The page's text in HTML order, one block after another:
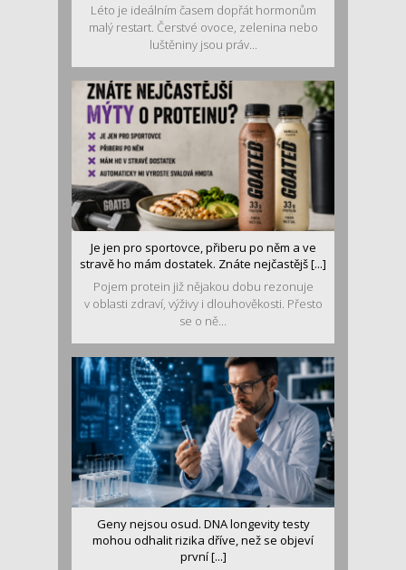
Léto je ideálním časem dopřát hormonům
malý restart. Čerstvé ovoce, zelenina nebo
luštěniny jsou práv...
Je jen pro sportovce, přiberu po něm a ve
stravě ho mám dostatek. Znáte nejčastějš [...]
Pojem protein již nějakou dobu rezonuje
v oblasti zdraví, výživy i dlouhověkosti. Přesto
se o ně...
Geny nejsou osud. DNA longevity testy
mohou odhalit rizika dříve, než se objeví
první [...]